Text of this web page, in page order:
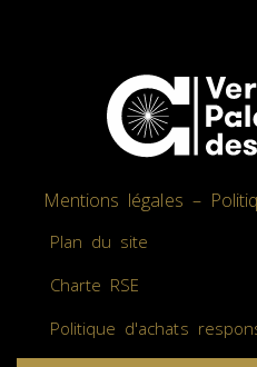
Mentions légales –
Plan du site
Charte RSE
Politique d'achats